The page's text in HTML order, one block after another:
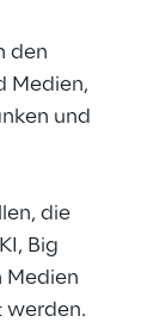
den
Medien,
und
die
Big
Medien
werden.